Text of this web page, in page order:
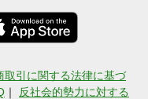
取引に関する法律に基づ
｜ 反社会的勢力に対する